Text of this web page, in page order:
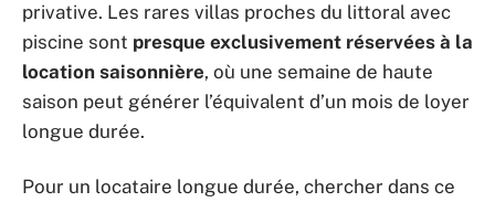
privative. Les rares villas proches du littoral avec
piscine sont presque exclusivement réservées à la
location saisonnière, où une semaine de haute
saison peut générer l’équivalent d’un mois de loyer
longue durée.
Pour un locataire longue durée, chercher dans ce